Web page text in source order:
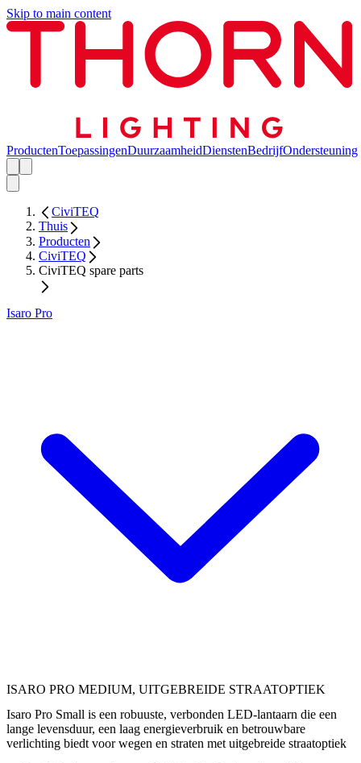
Skip to main content
ProductenToepassingenDuurzaamheidDienstenBedrijfOndersteuning
CiviTEQ
Thuis
Producten
CiviTEQ
CiviTEQ spare parts
Isaro Pro
ISARO PRO MEDIUM, UITGEBREIDE STRAATOPTIEK
Isaro Pro Small is een robuuste, verbonden LED-lantaarn die een
lange levensduur, een laag energieverbruik en betrouwbare
verlichting biedt voor wegen en straten met uitgebreide straatoptiek